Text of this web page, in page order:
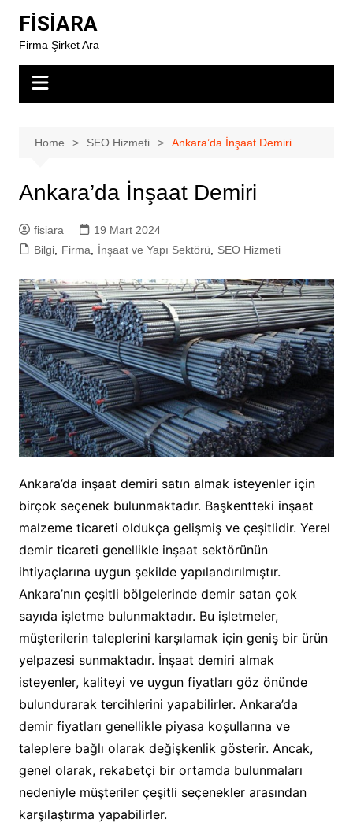
content
FİSİARA
Firma Şirket Ara
Home SEO Hizmeti Ankara’da İnşaat Demiri
Ankara’da İnşaat Demiri
fisiara
19 Mart 2024
Bilgi, Firma İnşaat ve Yapı Sektörü SEO Hizmeti
Ankara’da inşaat demiri satın almak isteyenler için
birçok seçenek bulunmaktadır. Başkentteki inşaat
malzeme ticareti oldukça gelişmiş ve çeşitlidir. Yerel
demir ticareti genellikle inşaat sektörünün
ihtiyaçlarına uygun şekilde yapılandırılmıştır.
Ankara’nın çeşitli bölgelerinde demir satan çok
sayıda işletme bulunmaktadır. Bu işletmeler,
müşterilerin taleplerini karşılamak için geniş bir ürün
yelpazesi sunmaktadır. İnşaat demiri almak
isteyenler, kaliteyi ve uygun fiyatları göz önünde
bulundurarak tercihlerini yapabilirler. Ankara’da
demir fiyatları genellikle piyasa koşullarına ve
taleplere bağlı olarak değişkenlik gösterir. Ancak,
genel olarak, rekabetçi bir ortamda bulunmaları
nedeniyle müşteriler çeşitli seçenekler arasından
karşılaştırma yapabilirler.